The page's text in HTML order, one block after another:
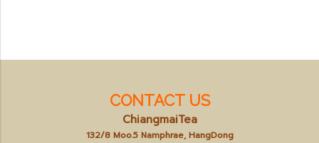
CONTACT US
ChiangmaiTea
132/8 Moo.5 Namphrae, HangDong